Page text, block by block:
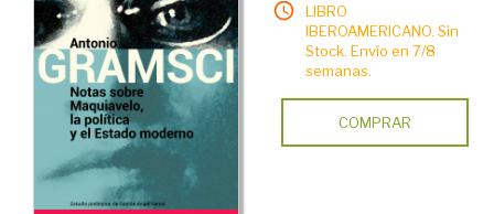
LIBRO
IBEROAMERICANO. Sin
Stock. Envío en 7/8
semanas.
COMPRAR